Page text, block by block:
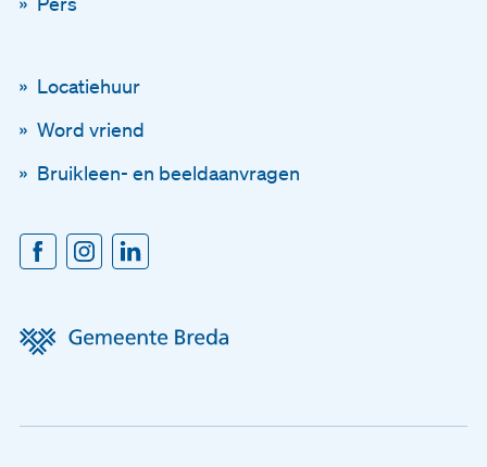
Locatiehuur
Word vriend
Bruikleen- en beeldaanvragen
Voornaam